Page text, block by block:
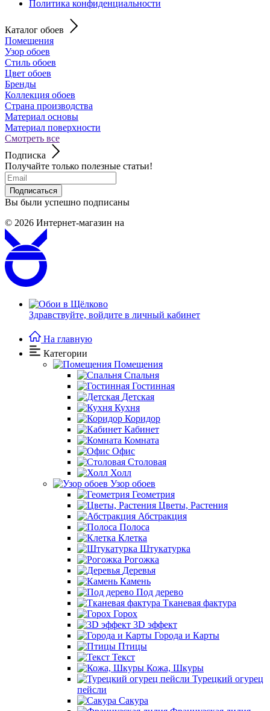
Политика конфиденциальности
Каталог обоев
Помещения
Узор обоев
Стиль обоев
Цвет обоев
Бренды
Коллекция обоев
Страна производства
Материал основы
Материал поверхности
Смотреть все
Подписка
Получайте только полезные статьи!
Подписаться
Вы были успешно подписаны
© 2026 Интернет-магазин на
Здравствуйте, войдите в личный кабинет
На главную
Категории
Помещения
Спальня
Гостинная
Детская
Кухня
Коридор
Кабинет
Комната
Офис
Столовая
Холл
Узор обоев
Геометрия
Цветы, Растения
Абстракция
Полоса
Клетка
Штукатурка
Рогожка
Деревья
Камень
Под дерево
Тканевая фактура
Горох
3D эффект
Города и Карты
Птицы
Текст
Кожа, Шкуры
Турецкий огурец
пейсли
Сакура